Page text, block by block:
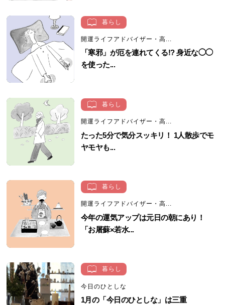
暮らし
開運ライフアドバイザー・高...
「寒邪」が厄を連れてくる!? 身近な◯◯
を使った...
暮らし
開運ライフアドバイザー・高...
たった5分で気分スッキリ！ 1人散歩でモ
ヤモヤも...
暮らし
開運ライフアドバイザー・高...
今年の運気アップは元日の朝にあり！
「お屠蘇×若水...
暮らし
今日のひとしな
1月の「今日のひとしな」は三重